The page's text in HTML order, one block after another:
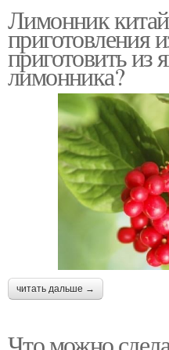
Лимонник
приготовления
приготовить из
лимонника?
читать дальше →